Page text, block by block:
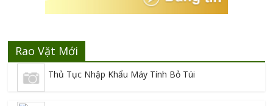
Rao Vặt Mới
Thủ Tục Nhập Khẩu Máy Tính Bỏ Túi